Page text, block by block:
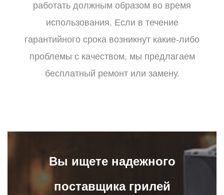
работать должным образом во время
использования. Если в течение
гарантийного срока возникнут какие-либо
проблемы с качеством, мы предлагаем
бесплатный ремонт или замену.
Вы ищете надежного
поставщика грилей